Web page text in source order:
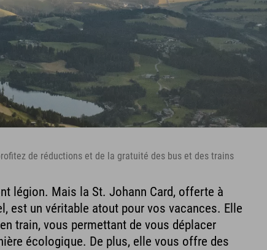
de réductions et de la gratuité des bus et des trains
légion. Mais la St. Johann Card, offerte à
est un véritable atout pour vos vacances. Elle
train, vous permettant de vous déplacer
écologique. De plus, elle vous offre des